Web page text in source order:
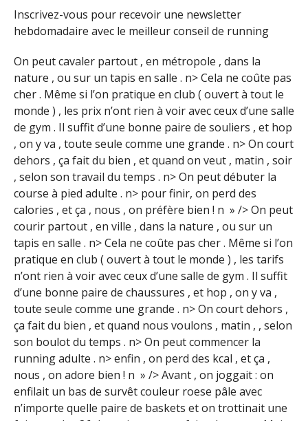
Inscrivez-vous pour recevoir une newsletter
hebdomadaire avec le meilleur conseil de running
On peut cavaler partout , en métropole , dans la
nature , ou sur un tapis en salle . n> Cela ne coûte pas
cher . Même si l’on pratique en club ( ouvert à tout le
monde ) , les prix n’ont rien à voir avec ceux d’une salle
de gym . Il suffit d’une bonne paire de souliers , et hop
, on y va , toute seule comme une grande . n> On court
dehors , ça fait du bien , et quand on veut , matin , soir
, selon son travail du temps . n> On peut débuter la
course à pied adulte . n> pour finir, on perd des
calories , et ça , nous , on préfère bien ! n​ » /> On peut
courir partout , en ville , dans la nature , ou sur un
tapis en salle . n> Cela ne coûte pas cher . Même si l’on
pratique en club ( ouvert à tout le monde ) , les tarifs
n’ont rien à voir avec ceux d’une salle de gym . Il suffit
d’une bonne paire de chaussures , et hop , on y va ,
toute seule comme une grande . n> On court dehors ,
ça fait du bien , et quand nous voulons , matin , , selon
son boulot du temps . n> On peut commencer la
running adulte . n> enfin , on perd des kcal , et ça ,
nous , on adore bien ! n​ » /> Avant , on joggait : on
enfilait un bas de survêt couleur roese pâle avec
n’importe quelle paire de baskets et on trottinait une